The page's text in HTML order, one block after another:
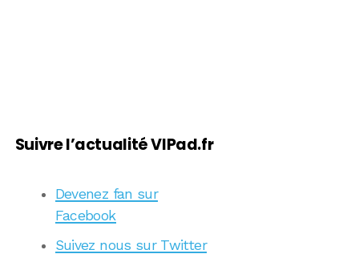
Suivre l’actualité VIPad.fr
Devenez fan sur
Facebook
Suivez nous sur Twitter